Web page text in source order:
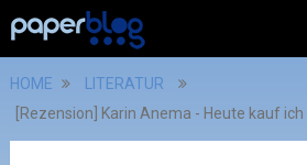
HOME
LITERATUR
[Rezension] Karin Anema - Heute kauf ich